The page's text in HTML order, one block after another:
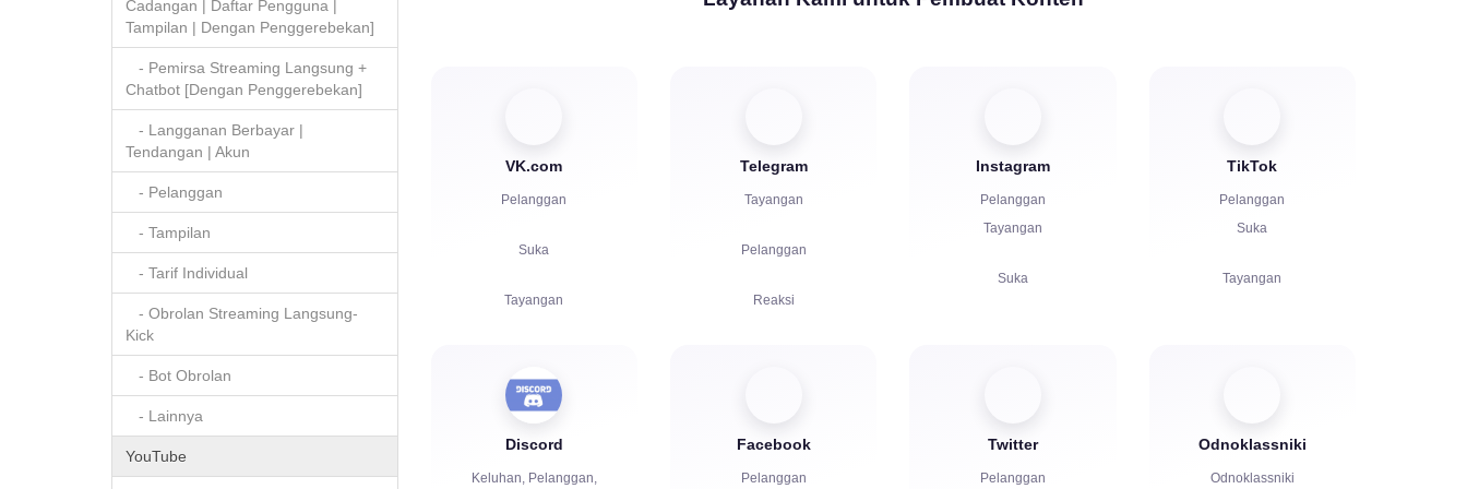
Cadangan | Daftar Pengguna |
Tampilan | Dengan Penggerebekan]
- Pemirsa Streaming Langsung +
Chatbot [Dengan Penggerebekan]
- Langganan Berbayar |
Tendangan | Akun
- Pelanggan
- Tampilan
- Tarif Individual
- Obrolan Streaming Langsung-
Kick
- Bot Obrolan
- Lainnya
YouTube
VK.com
Pelanggan
Suka
Tayangan
Suara
Pemutaran
Telegram
Tayangan
Pelanggan
Reaksi
Peluncuran Bot
Instagram
Pelanggan
Tayangan
Suka
TikTok
Pelanggan
Suka
Tayangan
Discord
Keluhan, Pelanggan,
Facebook
Pelanggan
Twitter
Pelanggan
Odnoklassniki
Odnoklassniki